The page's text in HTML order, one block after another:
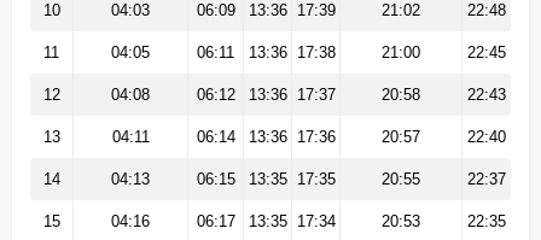
10 04:03 06:09 13:36 17:39 21:02 22:48
11 04:05 06:11 13:36 17:38 21:00 22:45
12 04:08 06:12 13:36 17:37 20:58 22:43
13 04:11 06:14 13:36 17:36 20:57 22:40
14 04:13 06:15 13:35 17:35 20:55 22:37
15 04:16 06:17 13:35 17:34 20:53 22:35